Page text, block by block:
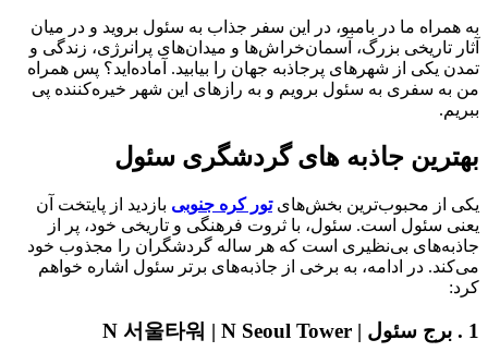
به همراه ما در بامبو، در این سفر جذاب به سئول بروید و در میان
آثار تاریخی بزرگ، آسمان‌خراش‌ها و میدان‌های پرانرژی، زندگی و
تمدن یکی از شهرهای پرجاذبه جهان را بیابید. آماده‌اید؟ پس همراه
من به سفری به سئول برویم و به رازهای این شهر خیره‌کننده پی
ببریم.
بهترین جاذبه های گردشگری سئول
یکی از محبوب‌ترین بخش‌هایتور کره جنوبی بازدید از پایتخت آن
یعنی سئول است. سئول، با ثروت فرهنگی و تاریخی خود، پر از
جاذبه‌های بی‌نظیری است که هر ساله گردشگران را مجذوب خود
می‌کند. در ادامه، به برخی از جاذبه‌های برتر سئول اشاره خواهم
کرد:
1 . برج سئول | N 서울타워 | N Seoul Tower